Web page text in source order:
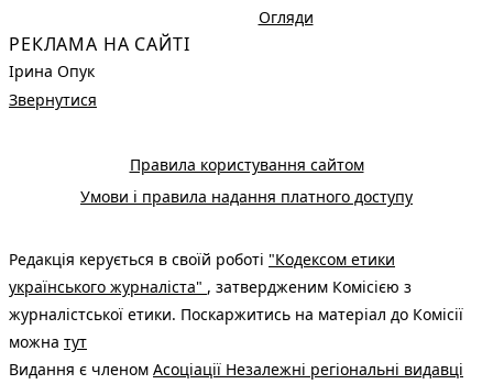
РЕКЛАМА НА САЙТІ
Ірина Опук
Звернутися
Огляди
Правила користування сайтом
Умови і правила надання платного доступу
Редакція керується в своїй роботі "Кодексом етики
українського журналіста" , затвердженим Комісією з
журналістської етики. Поскаржитись на матеріал до Комісії
можна тут
Видання є членом Асоціації Незалежні регіональні видавці